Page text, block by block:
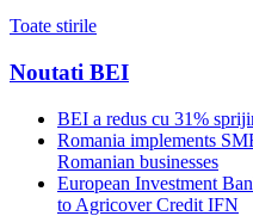
Toate stirile
Noutati BEI
BEI a redus cu 31%
Romania implements
Romanian businesses
European Investment
to Agricover Credit IFN